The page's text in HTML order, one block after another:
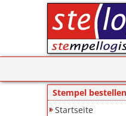
Stempel bestellen
Startseite